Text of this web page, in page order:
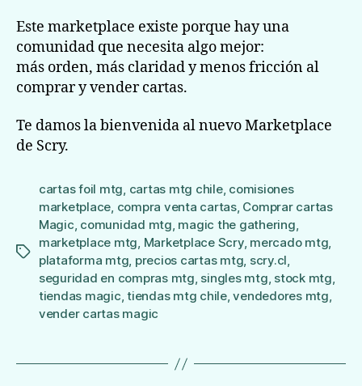
Este marketplace existe porque hay una
comunidad que necesita algo mejor:
más orden, más claridad y menos fricción al
comprar y vender cartas.
Te damos la bienvenida al nuevo Marketplace
de Scry.
Etiquetas
cartas foil mtg, cartas mtg chile, comisiones
marketplace, compra venta cartas, Comprar cartas
Magic, comunidad mtg, magic the gathering,
marketplace mtg, Marketplace Scry, mercado mtg,
plataforma mtg, precios cartas mtg, scry.cl,
seguridad en compras mtg, singles mtg, stock mtg,
tiendas magic,tiendas mtg chile,vendedores mtg,
vender cartas magic